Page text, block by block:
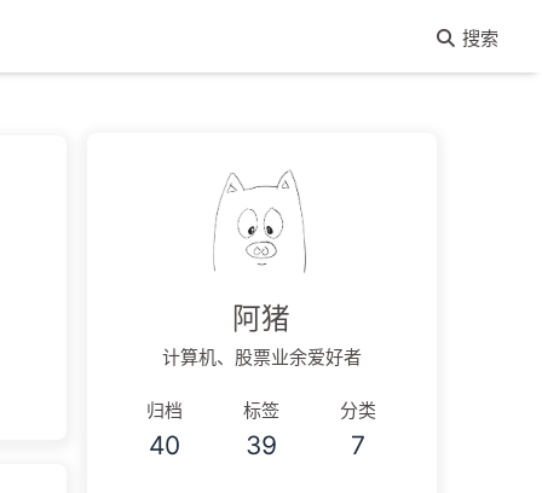
搜索
阿猪
计算机、股票业余爱好者
归档
40
标签
39
分类
7